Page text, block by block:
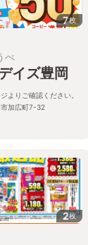
7枚
べ
イズ豊岡
よりご確認ください。
加広町7-32
2枚